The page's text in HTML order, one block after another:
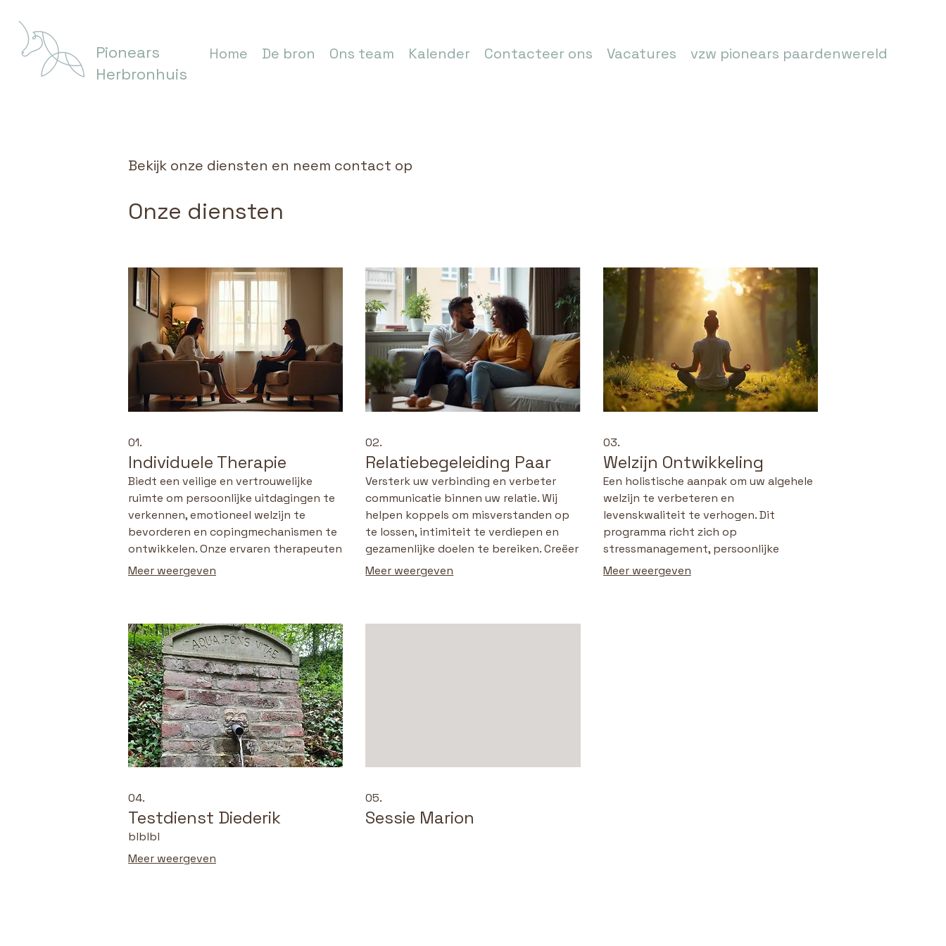
Pionears
Herbronhuis
Home De bron Ons team Kalender Contacteer ons Vacatures vzw pionears paardenwereld
Bekijk onze diensten en neem contact op
Onze diensten
01.
Individuele Therapie
Biedt een veilige en vertrouwelijke
ruimte om persoonlijke uitdagingen te
verkennen, emotioneel welzijn te
bevorderen en copingmechanismen te
ontwikkelen. Onze ervaren therapeuten
begeleiden u bij het navigeren door
gelukkiger leven.
Meer weergeven
02.
Relatiebegeleiding Paar
Versterk uw verbinding en verbeter
communicatie binnen uw relatie. Wij
helpen koppels om misverstanden op
te lossen, intimiteit te verdiepen en
gezamenlijke doelen te bereiken. Creëer
een harmonieuze en ondersteunende
Meer weergeven
03.
Welzijn Ontwikkeling
Een holistische aanpak om uw algehele
welzijn te verbeteren en
levenskwaliteit te verhogen. Dit
programma richt zich op
stressmanagement, persoonlijke
ontwikkeling en het cultiveren van
Meer weergeven
04.
Testdienst Diederik
blblbl
Meer weergeven
05.
Sessie Marion